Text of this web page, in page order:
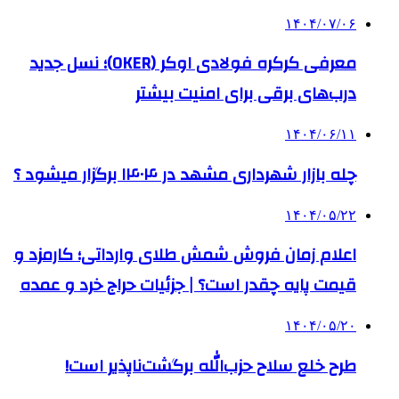
۱۴۰۴/۰۷/۰۶
معرفی کرکره فولادی اوکر (OKER)؛ نسل جدید
درب‌های برقی برای امنیت بیشتر
۱۴۰۴/۰۶/۱۱
چله بازار شهرداری مشهد در ۱۴۰۴ برگزار میشود ؟
۱۴۰۴/۰۵/۲۲
اعلام زمان فروش شمش طلای وارداتی؛ کارمزد و
قیمت پایه چقدر است؟ | جزئیات حراج خرد و عمده
۱۴۰۴/۰۵/۲۰
طرح خلع سلاح حزب‌الله برگشت‌ناپذیر است!